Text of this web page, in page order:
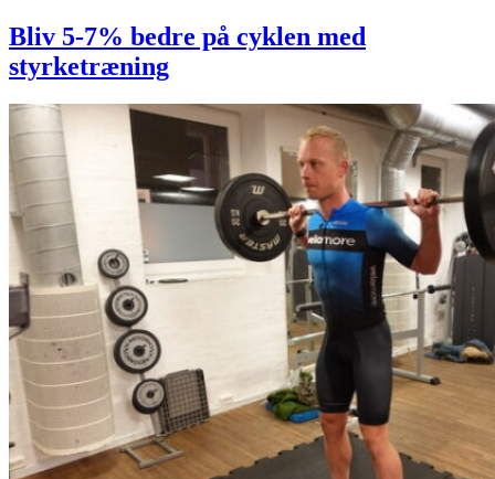
Bliv 5-7% bedre på cyklen med
styrketræning